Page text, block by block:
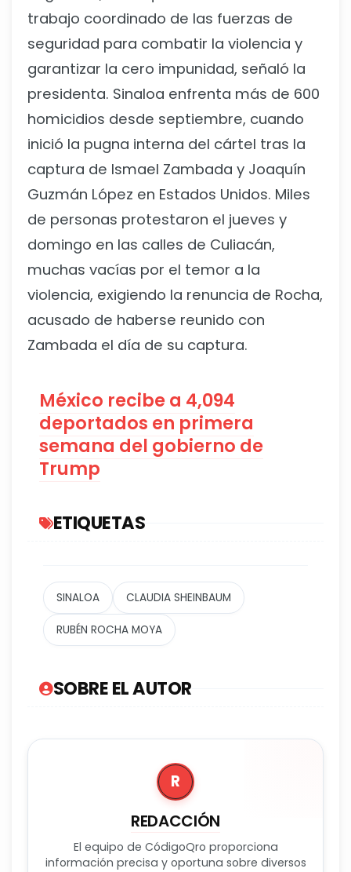
trabajo coordinado de las fuerzas de
seguridad para combatir la violencia y
garantizar la cero impunidad, señaló la
presidenta. Sinaloa enfrenta más de 600
homicidios desde septiembre, cuando
inició la pugna interna del cártel tras la
captura de Ismael Zambada y Joaquín
Guzmán López en Estados Unidos. Miles
de personas protestaron el jueves y
domingo en las calles de Culiacán,
muchas vacías por el temor a la
violencia, exigiendo la renuncia de Rocha,
acusado de haberse reunido con
Zambada el día de su captura.
México recibe a 4,094
deportados en primera
semana del gobierno de
Trump
ETIQUETAS
SINALOA CLAUDIA SHEINBAUM
RUBÉN ROCHA MOYA
SOBRE EL AUTOR
R
REDACCIÓN
El equipo de CódigoQro proporciona
información precisa y oportuna sobre diversos